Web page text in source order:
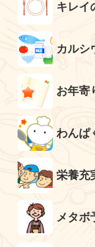
キレイ
カルシ
お年寄
わんぱ
栄養充
メタボ